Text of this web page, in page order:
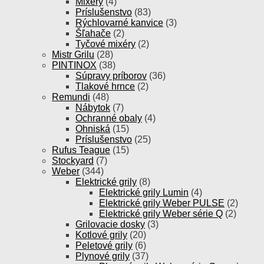
Príslušenstvo (83)
Rýchlovarné kanvice (3)
Šľahače (2)
Tyčové mixéry (2)
Mistr Grilu (28)
PINTINOX (38)
Súpravy príborov (36)
Tlakové hrnce (2)
Remundi (48)
Nábytok (7)
Ochranné obaly (4)
Ohniská (15)
Príslušenstvo (25)
Rufus Teague (15)
Stockyard (7)
Weber (344)
Elektrické grily (8)
Elektrické grily Lumin (4)
Elektrické grily Weber PULSE (2)
Elektrické grily Weber série Q (2)
Grilovacie dosky (3)
Kotlové grily (20)
Peletové grily (6)
Plynové grily (37)